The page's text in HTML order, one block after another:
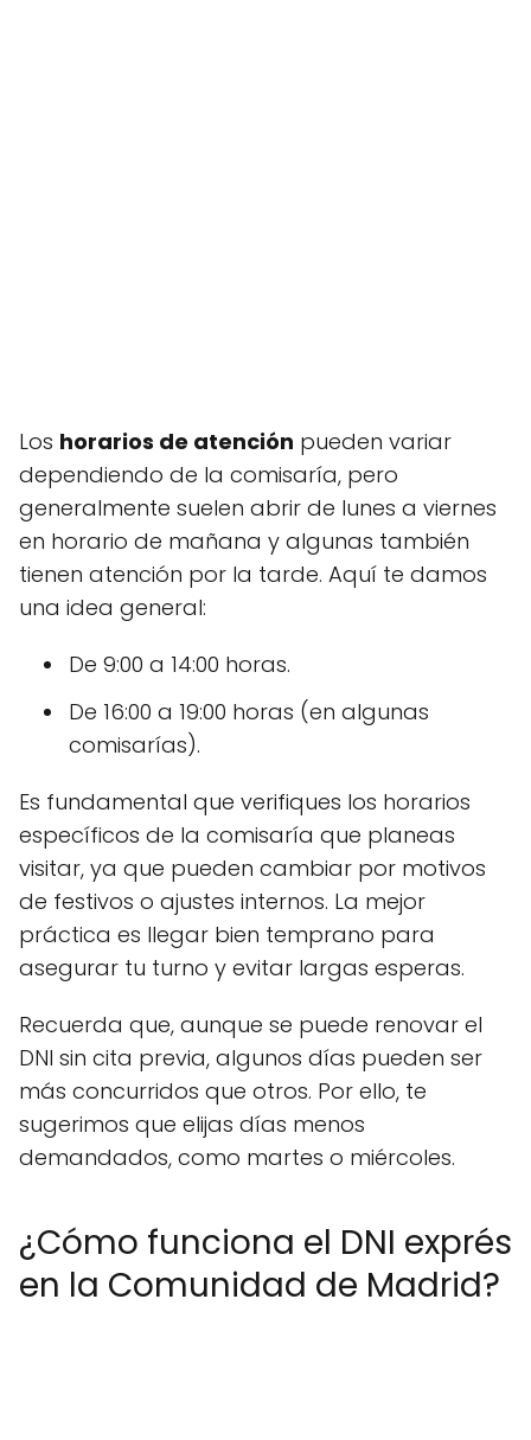
Los horarios de atención pueden variar
dependiendo de la comisaría, pero
generalmente suelen abrir de lunes a viernes
en horario de mañana y algunas también
tienen atención por la tarde. Aquí te damos
una idea general:
De 9:00 a 14:00 horas.
De 16:00 a 19:00 horas (en algunas
comisarías).
Es fundamental que verifiques los horarios
específicos de la comisaría que planeas
visitar, ya que pueden cambiar por motivos
de festivos o ajustes internos. La mejor
práctica es llegar bien temprano para
asegurar tu turno y evitar largas esperas.
Recuerda que, aunque se puede renovar el
DNI sin cita previa, algunos días pueden ser
más concurridos que otros. Por ello, te
sugerimos que elijas días menos
demandados, como martes o miércoles.
¿Cómo funciona el DNI exprés
en la Comunidad de Madrid?